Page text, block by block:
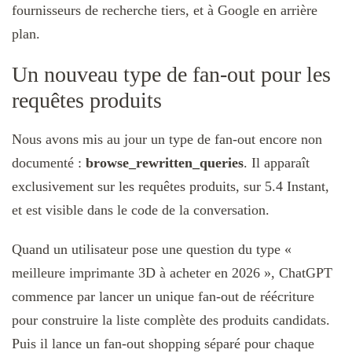
fournisseurs de recherche tiers, et à Google en arrière
plan.
Un nouveau type de fan-out pour les
requêtes produits
Nous avons mis au jour un type de fan-out encore non
documenté : browse_rewritten_queries. Il apparaît
exclusivement sur les requêtes produits, sur 5.4 Instant,
et est visible dans le code de la conversation.
Quand un utilisateur pose une question du type «
meilleure imprimante 3D à acheter en 2026 », ChatGPT
commence par lancer un unique fan-out de réécriture
pour construire la liste complète des produits candidats.
Puis il lance un fan-out shopping séparé pour chaque